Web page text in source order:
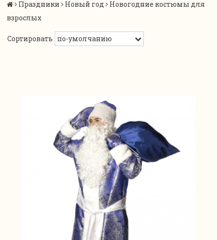
Праздники Новый год
Новогодние костюмы для
взрослых
Сортировать